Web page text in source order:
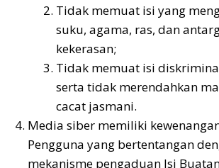
Tidak memuat isi yang
suku, agama, ras, dan
kekerasan;
Tidak memuat isi
serta tidak merendahkan
cacat jasmani.
Media siber memiliki
Pengguna yang bertentangan
mekanisme pengaduan Isi